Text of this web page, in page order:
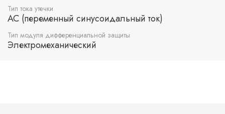
Тип тока утечки
AC (переменный синусоидальный ток)
Тип модуля дифференциальной защиты
Электромеханический